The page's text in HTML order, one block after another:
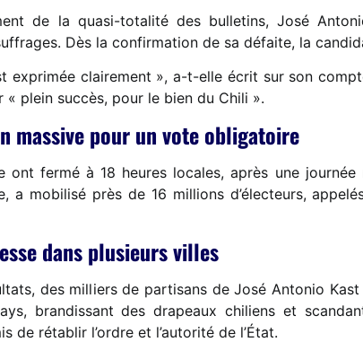
de la quasi-totalité des bulletins, José
Dès la confirmation de sa défaite, la
exprimée clairement », a-t-elle écrit sur son
« plein succès, pour le bien du Chili ».
massive pour un vote obligatoire
ont fermé à 18 heures locales, après une
a mobilisé près de 16 millions d’électeurs,
dans plusieurs villes
des milliers de partisans de José Antonio
brandissant des drapeaux chiliens et
de rétablir l’ordre et l’autorité de l’État.